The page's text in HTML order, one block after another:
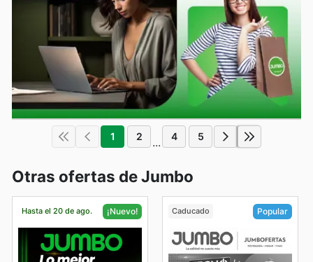
1 2 ... 4 5
Otras ofertas de Jumbo
Hasta el 20 de ago. ¡Nuevo! Caducado Popular